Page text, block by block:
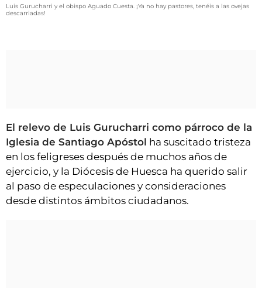
CARTELERA
INICIAR SESIÓN
Luis Gurucharri y el obispo Aguado Cuesta. ¡Ya no hay pastores, tenéis a las ovejas
descarriadas!
El relevo de Luis Gurucharri como párroco de la
Iglesia de Santiago Apóstol ha suscitado tristeza
en los feligreses después de muchos años de
ejercicio, y la Diócesis de Huesca ha querido salir
al paso de especulaciones y consideraciones
desde distintos ámbitos ciudadanos.